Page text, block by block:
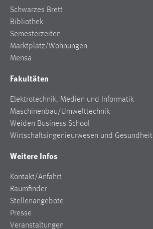
Schwarzes Brett
Bibliothek
Semesterzeiten
Marktplatz/Wohnungen
Mensa
Fakultäten
Elektrotechnik, Medien und Informatik
Maschinenbau/Umwelttechnik
Weiden Business School
Wirtschaftsingenieurwesen und Gesundheit
Weitere Infos
Kontakt/Anfahrt
Raumfinder
Stellenangebote
Presse
Veranstaltungen